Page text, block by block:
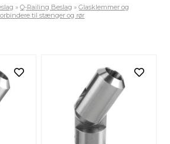
»Q-Railing Beslag »Glasklemmer og
til stænger og rør